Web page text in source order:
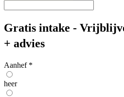
Gratis intake -
+ advies
Aanhef *
heer